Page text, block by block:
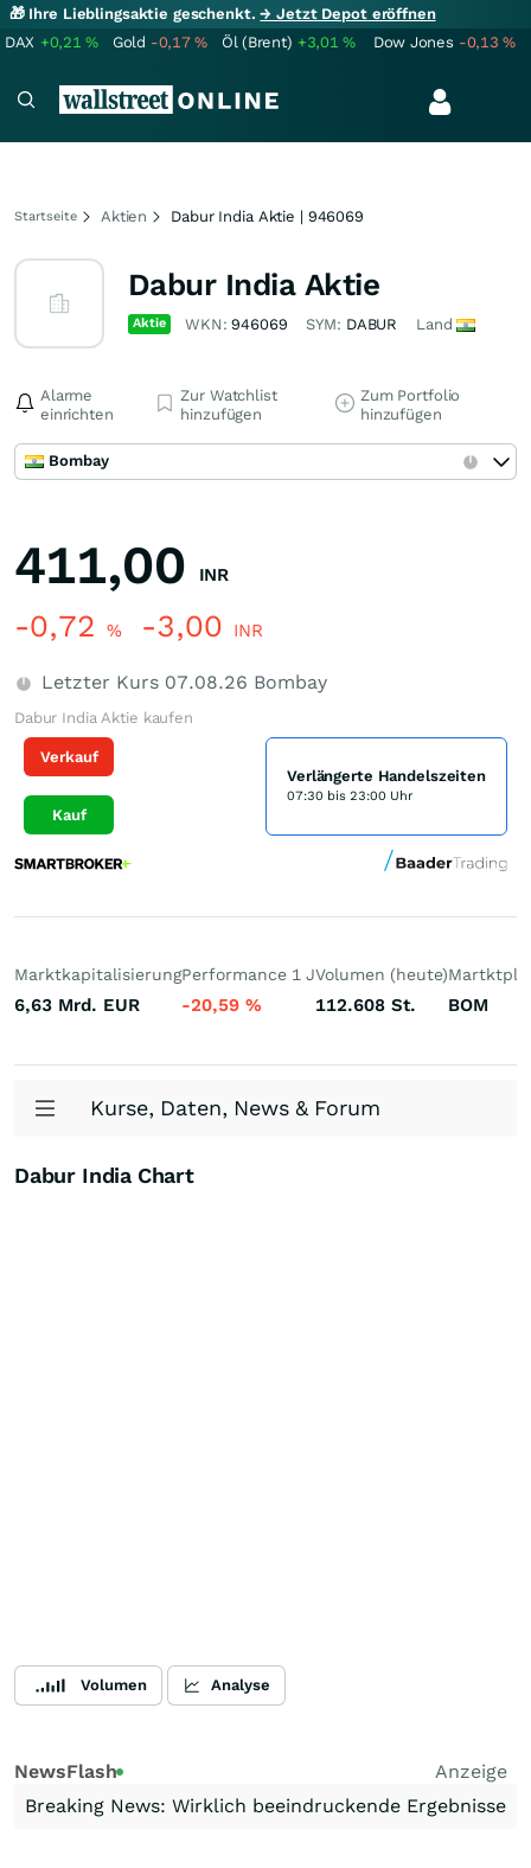
🎁 Ihre Lieblingsaktie geschenkt.→ Jetzt Depot eröffnen
DAX +0,21% Gold -0,17% Öl (Brent) +3,01% Dow Jones -0,13%
Startseite Aktien Dabur India Aktie | 946069
Dabur India Aktie
Aktie WKN:946069 SYM: DABUR Land
Alarme
einrichten
Zur Watchlist
hinzufügen
Zum Portfolio
hinzufügen
Bombay
411,00 INR
-0,72 % -3,00 INR
Letzter Kurs 07.08.26 Bombay
Dabur India Aktie kaufen
Verkauf
Kauf
Verlängerte Handelszeiten
07:30 bis 23:00 Uhr
Marktkapitalisierung
6,63 Mrd. EUR
Performance 1 J
-20,59 %
Volumen (heute)
112.608 St. BOM
Kurse, Daten, News & Forum
Dabur India Chart
Volumen Analyse
NewsFlash
Anzeige
Breaking News: Wirklich beeindruckende Ergebnisse